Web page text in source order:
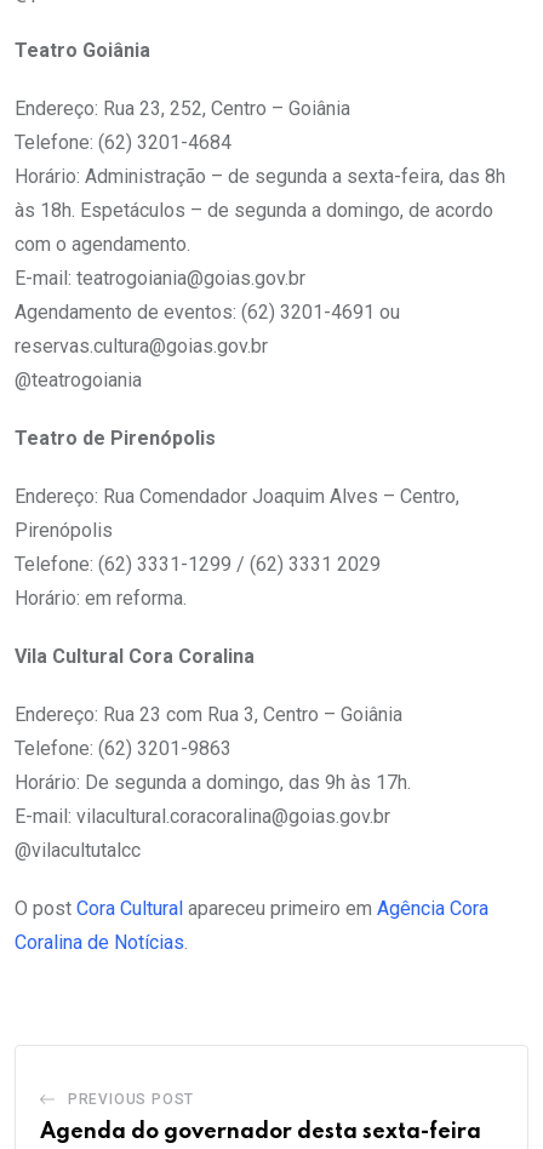
Teatro Goiânia
Endereço: Rua 23, 252, Centro – Goiânia
Telefone: (62) 3201-4684
Horário: Administração – de segunda a sexta-feira, das 8h
às 18h. Espetáculos – de segunda a domingo, de acordo
com o agendamento.
E-mail: teatrogoiania@goias.gov.br
Agendamento de eventos: (62) 3201-4691 ou
reservas.cultura@goias.gov.br
@teatrogoiania
Teatro de Pirenópolis
Endereço: Rua Comendador Joaquim Alves – Centro,
Pirenópolis
Telefone: (62) 3331-1299 / (62) 3331 2029
Horário: em reforma.
Vila Cultural Cora Coralina
Endereço: Rua 23 com Rua 3, Centro – Goiânia
Telefone: (62) 3201-9863
Horário: De segunda a domingo, das 9h às 17h.
E-mail: vilacultural.coracoralina@goias.gov.br
@vilacultutalcc
O post Cora Cultural apareceu primeiro em Agência Cora
Coralina de Notícias.
PREVIOUS POST
Agenda do governador desta sexta-feira